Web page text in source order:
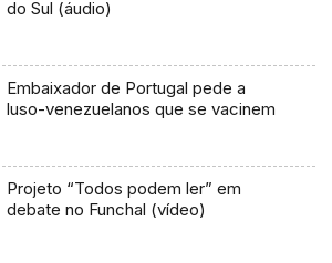
do Sul (áudio)
Embaixador de Portugal pede a
luso-venezuelanos que se vacinem
Projeto “Todos podem ler” em
debate no Funchal (vídeo)